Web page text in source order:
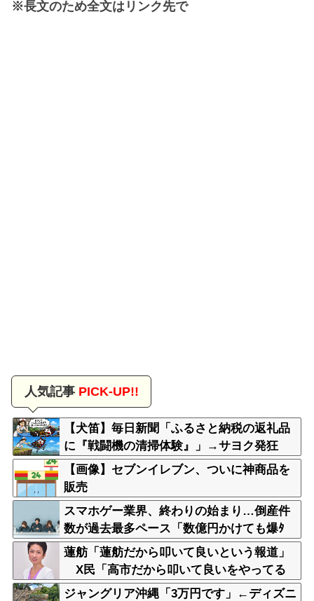
※長文のため全文はリンク先で
人気記事PICK-UP!!
【犬笛】毎日新聞「ふるさと納税の返礼品
に『戦闘機の清掃体験』」→サヨク発狂
「徴兵制ガー！」…ネット「どういう論理
構造を立てた結果その思考に至ったん
だ？」
【画像】セブンイレブン、ついに神商品を
販売
スマホゲー業界、終わりの始まり…倒産件
数が過去最多ペース「数億円かけても爆ﾀ
ﾋ」
蓮舫「蓮舫だから叩いて良いという報道」
X民「高市だから叩いて良いをやってる
のがお前だろ」
ジャングリア沖縄「3万円です」←ディズニ